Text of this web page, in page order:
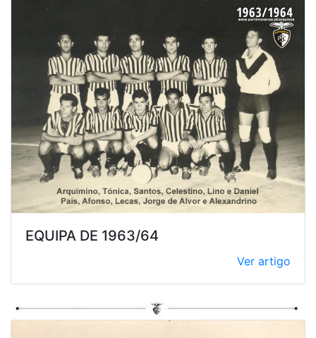
EQUIPA DE 1963/64
Ver artigo